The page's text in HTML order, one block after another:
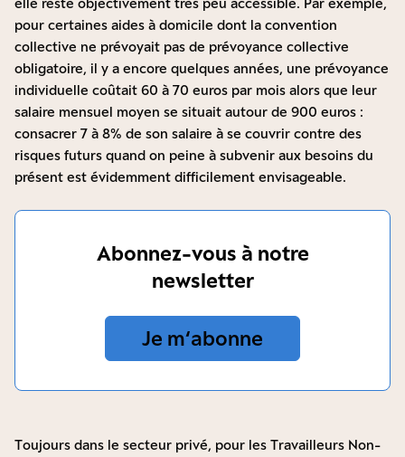
elle reste objectivement très peu accessible. Par exemple,
pour certaines aides à domicile dont la convention
collective ne prévoyait pas de prévoyance collective
obligatoire, il y a encore quelques années, une prévoyance
individuelle coûtait 60 à 70 euros par mois alors que leur
salaire mensuel moyen se situait autour de 900 euros :
consacrer 7 à 8% de son salaire à se couvrir contre des
risques futurs quand on peine à subvenir aux besoins du
présent est évidemment difficilement envisageable.
Abonnez-vous à notre
newsletter
Je m‘abonne
Toujours dans le secteur privé, pour les Travailleurs Non-